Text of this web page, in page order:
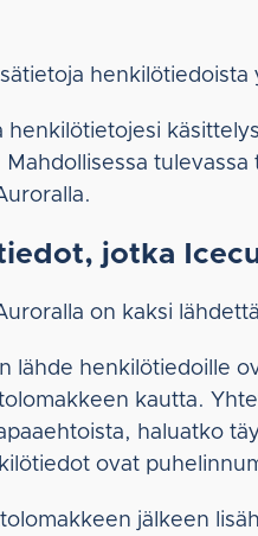
henkilötietojesi
Mahdollisessa
jotka
on kaksi
lähde henkilötiedoille
kautta.
haluatko
ovat
jälkeen